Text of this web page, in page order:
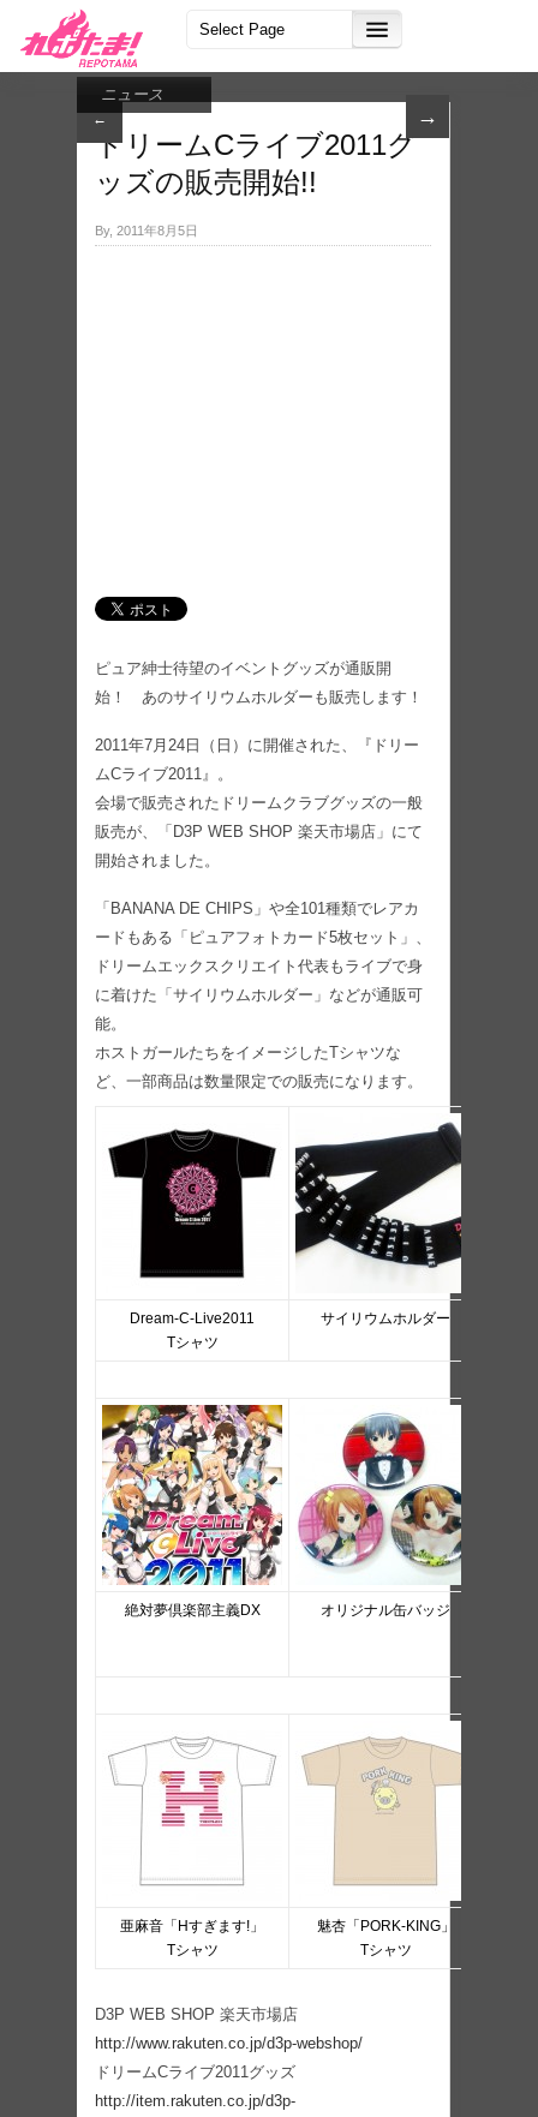
← →
ニュース
ドリームCライブ2011グ
ッズの販売開始!!
By, 2011年8月5日
ピュア紳士待望のイベントグッズが通販開
始！ あのサイリウムホルダーも販売します！
2011年7月24日（日）に開催された、『ドリー
ムCライブ2011』。
会場で販売されたドリームクラブグッズの一般
販売が、「D3P WEB SHOP 楽天市場店」にて
開始されました。
「BANANA DE CHIPS」や全101種類でレアカ
ードもある「ピュアフォトカード5枚セット」、
ドリームエックスクリエイト代表もライブで身
に着けた「サイリウムホルダー」などが通販可
能。
ホストガールたちをイメージしたTシャツな
ど、一部商品は数量限定での販売になります。
Dream-C-Live2011
Tシャツ
サイリウムホルダー
絶対夢倶楽部主義DX オリジナル缶バッジ
亜麻音「Hすぎます!」
Tシャツ
魅杏「PORK-KING」
Tシャツ
D3P WEB SHOP 楽天市場店
http://www.rakuten.co.jp/d3p-webshop/
ドリームCライブ2011グッズ
http://item.rakuten.co.jp/d3p-